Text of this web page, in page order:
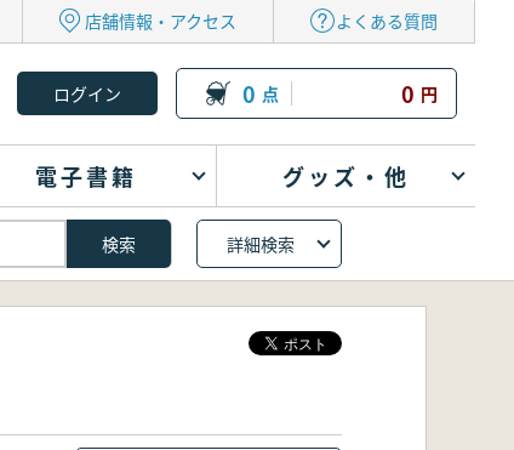
店舗情報・アクセス よくある質問
0 点 0 円
電子書籍 グッズ・他
詳細検索